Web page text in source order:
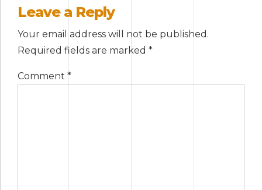
Leave a Reply
Your email address will not be published.
Required fields are marked *
Comment *